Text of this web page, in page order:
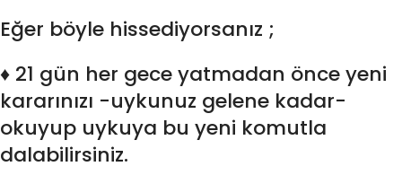
Eğer böyle hissediyorsanız ;
♦ 21 gün her gece yatmadan önce yeni
kararınızı -uykunuz gelene kadar-
okuyup uykuya bu yeni komutla
dalabilirsiniz.